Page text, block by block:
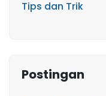
Tips dan Trik
Postingan